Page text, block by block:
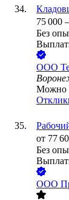
75 000 –
Без
ООО
Можно
от 77
Без
ООО